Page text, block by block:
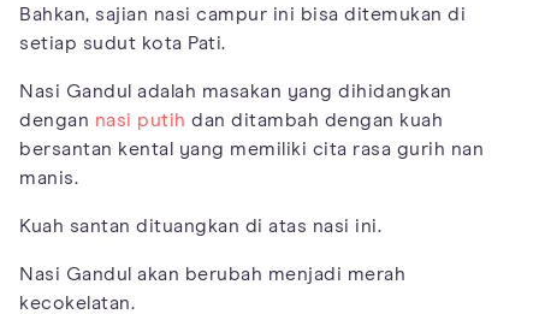
Bahkan, sajian nasi campur ini bisa ditemukan di
setiap sudut kota Pati.
Nasi Gandul adalah masakan yang dihidangkan
dengan nasi putih dan ditambah dengan kuah
bersantan kental yang memiliki cita rasa gurih nan
manis.
Kuah santan dituangkan di atas nasi ini.
Nasi Gandul akan berubah menjadi merah
kecokelatan.